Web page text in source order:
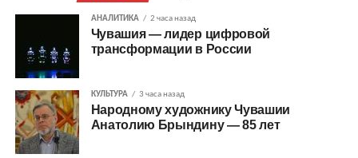
АНАЛИТИКА 2 часа назад
Чувашия — лидер цифровой
трансформации в России
КУЛЬТУРА 3 часа назад
Народному художнику Чувашии
Анатолию Брындину — 85 лет